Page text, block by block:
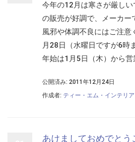
今年の12月は寒さが厳し
の販売が好調で、メーカー
風邪や体調不良にはご注
月28日（水曜日ですが6時
年始は1月5日（木）から営
公開済み: 2011年12月24日
作成者: ティー・エム・インテリア
あけましておめでとう